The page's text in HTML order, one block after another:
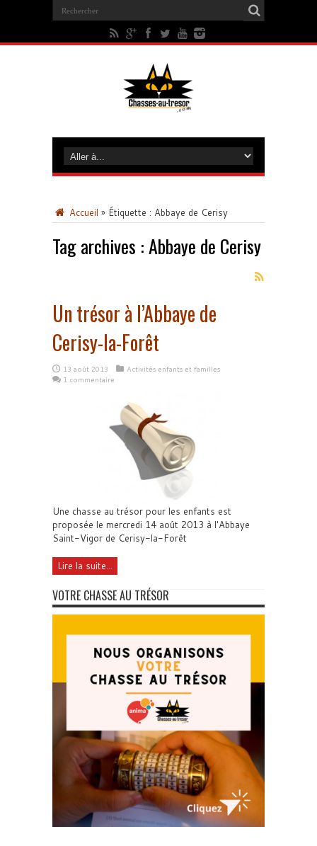
Accueil » Étiquette : Abbaye de Cerisy
Tag archives :Abbaye de Cerisy
Un trésor à l’Abbaye de
Cerisy-la-Forêt
13 août 2013
Activités enfants et familles
1 commentaire
Une chasse au trésor pour les enfants est
proposée le mercredi 14 août 2013 à l'Abbaye
Saint-Vigor de Cerisy-la-Forêt
Lire la suite...
VOTRE CHASSE AU TRÉSOR